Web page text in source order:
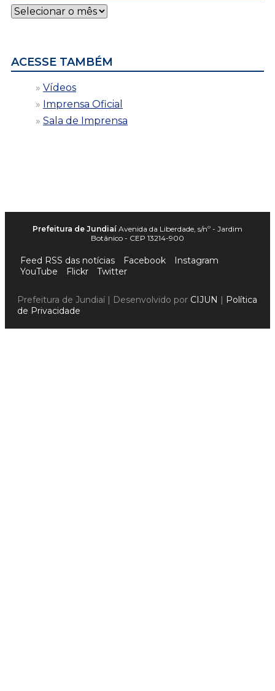
Notícias
por
ACESSE TAMBÉM
Vídeos
Imprensa Oficial
Sala de Imprensa
Prefeitura de Jundiaí Avenida da Liberdade, s/nº - Jardim
Botânico - CEP 13214-900
Feed RSS das notícias Facebook
Instagram
YouTube
Flickr Twitter
Prefeitura de Jundiaí | Desenvolvido por CIJUN | Política
de Privacidade